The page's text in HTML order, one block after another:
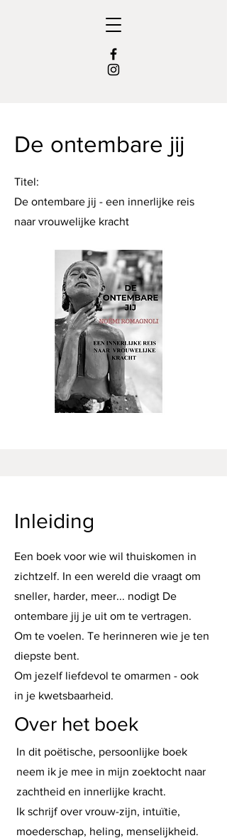
De ontembare jij
Titel:
De ontembare jij - een innerlijke reis
naar vrouwelijke kracht
Inleiding
Een boek voor wie wil thuiskomen in
zichtzelf. In een wereld die vraagt om
sneller, harder, meer... nodigt De
ontembare jij je uit om te vertragen.
Om te voelen. Te herinneren wie je ten
diepste bent.
Om jezelf liefdevol te omarmen - ook
in je kwetsbaarheid.
Over het boek
In dit poëtische, persoonlijke boek
neem ik je mee in mijn zoektocht naar
zachtheid en innerlijke kracht.
Ik schrijf over vrouw-zijn, intuïtie,
moederschap, heling, menselijkheid.